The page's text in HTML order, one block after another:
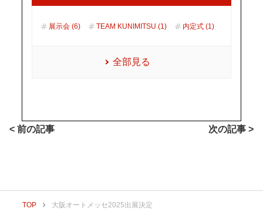
展示会 (6) TEAM KUNIMITSU (1) 内定式 (1)
全部見る
< 前の記事 次の記事 >
TOP 大阪オートメッセ2025出展決定